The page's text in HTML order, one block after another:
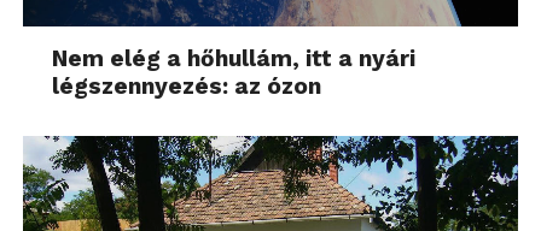
Nem elég a hőhullám, itt a nyári
légszennyezés: az ózon